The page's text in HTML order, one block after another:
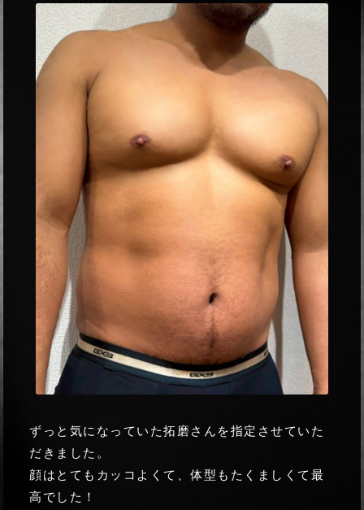
ずっと気になっていた拓磨さんを指定させていた
だきました。
顔はとてもカッコよくて、体型もたくましくて最
高でした！